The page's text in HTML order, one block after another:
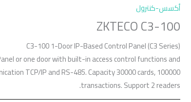
أكسس-كنترول
ZKTECO C3-100
C3-100 1-Door IP-Based Control Panel (C3 Series)
or one door with built-in access control functions and
TCP/IP and RS-485. Capacity 30000 cards, 100000
transactions. Support 2 readers.